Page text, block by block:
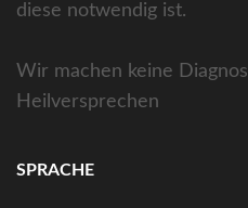
diese notwendig ist.
Wir machen keine
Heilversprechen
SPRACHE